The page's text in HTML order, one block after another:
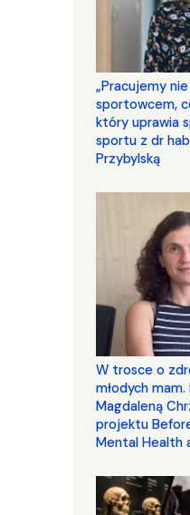
„Pracujemy
sportowcem,
który uprawia
sportu z dr
Przybylską
W trosce o
młodych
Magdaleną
projektu
Mental Health